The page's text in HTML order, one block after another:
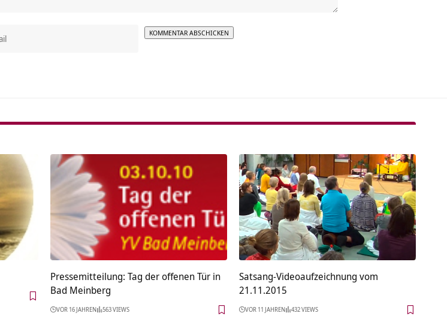
Pressemitteilung: Tag der offenen Tür in
Bad Meinberg
VOR 16 JAHREN 563 VIEWS
Satsang-Videoaufzeichnung vom
21.11.2015
VOR 11 JAHREN 432 VIEWS